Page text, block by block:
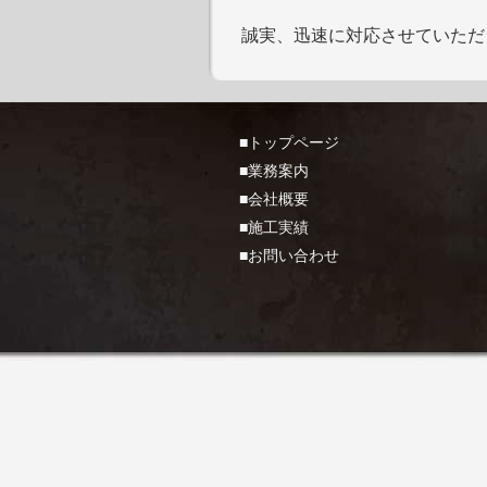
誠実、迅速に対応させていた
■トップページ
■業務案内
■会社概要
■施工実績
■お問い合わせ